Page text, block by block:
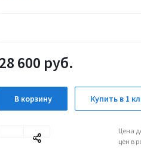
28 600 руб.
В корзину Купить в 1
Цена
цен в